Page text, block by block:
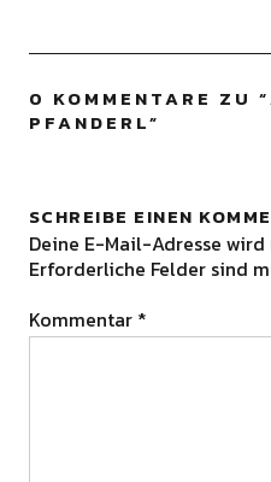
0 KOMMENTARE ZU “
PFANDERL”
SCHREIBE EINEN
Deine E-Mail-Adresse
Erforderliche Felder sind
Kommentar *